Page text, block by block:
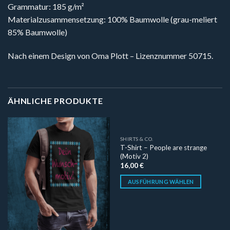
Grammatur: 185 g/m²
Materialzusammensetzung: 100% Baumwolle (grau-meliert
85% Baumwolle)
Nach einem Design von Oma Plott – Lizenznummer 50715.
ÄHNLICHE PRODUKTE
SHIRTS & CO.
T-Shirt – People are strange
(Motiv 2)
16,00€
AUSFÜHRUNG WÄHLEN